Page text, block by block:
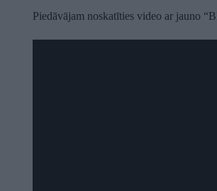
Piedāvājam noskatīties video ar jauno